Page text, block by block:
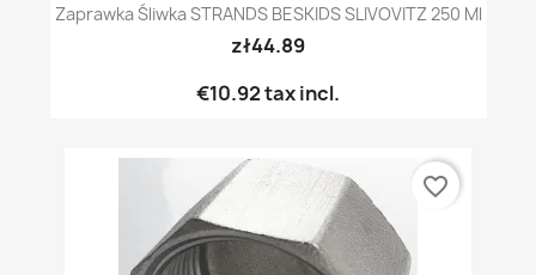
Zaprawka Śliwka STRANDS BESKIDS SLIVOVITZ 250 Ml
zł44.89
€10.92tax incl.
favorite_border